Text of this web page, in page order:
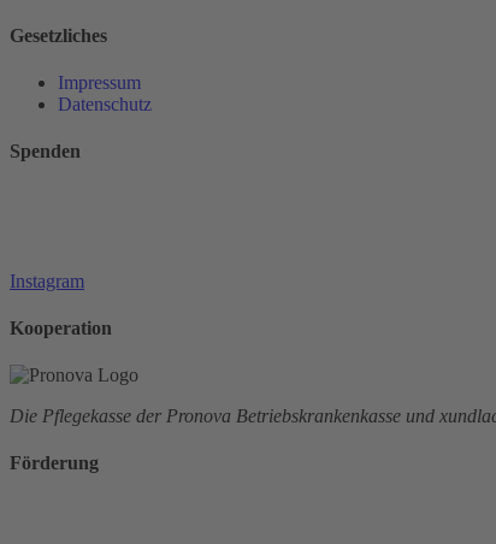
Gesetzliches
Impressum
Datenschutz
Spenden
Instagram
Kooperation
Die Pflegekasse der Pronova Betriebskrankenkasse und
Förderung